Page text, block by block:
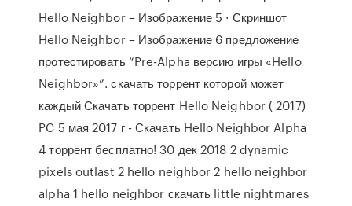
Hello Neighbor – Изображение 5 · Скриншот
Hello Neighbor – Изображение 6 предложение
протестировать “Pre-Alpha версию игры «Hello
Neighbor»”. скачать торрент которой может
каждый Скачать торрент Hello Neighbor ( 2017)
PC 5 мая 2017 г - Скачать Hello Neighbor Alpha
4 торрент бесплатно! 30 дек 2018 2 dynamic
pixels outlast 2 hello neighbor 2 hello neighbor
alpha 1 hello neighbor скачать little nightmares